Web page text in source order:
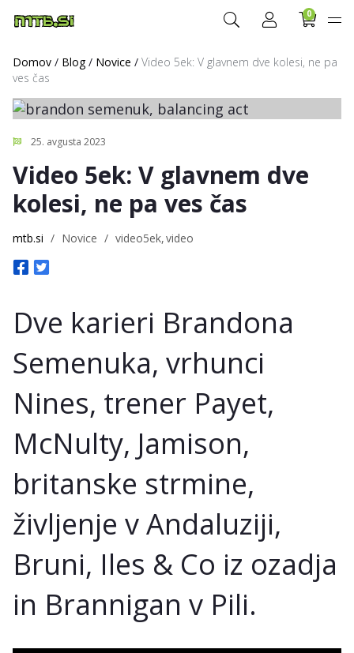
0
Domov / Blog/ Novice / Video 5ek: V glavnem dve kolesi, ne pa
ves čas
25. avgusta 2023
Video 5ek: V glavnem dve
kolesi, ne pa ves čas
mtb.si / Novice / video5ek video
Dve karieri Brandona
Semenuka, vrhunci
Nines, trener Payet,
McNulty, Jamison,
britanske strmine,
življenje v Andaluziji,
Bruni, Iles & Co iz ozadja
in Brannigan v Pili.